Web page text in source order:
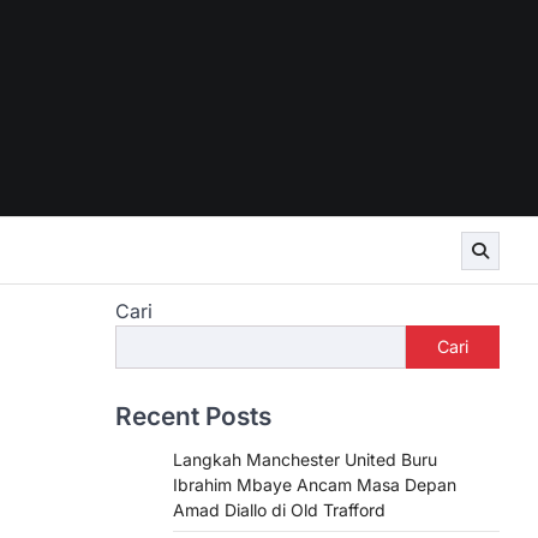
Cari
Cari
Recent Posts
Langkah Manchester United Buru
Ibrahim Mbaye Ancam Masa Depan
Amad Diallo di Old Trafford